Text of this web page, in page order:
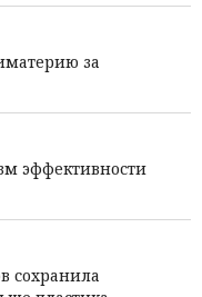
за
эффективности
сохранила